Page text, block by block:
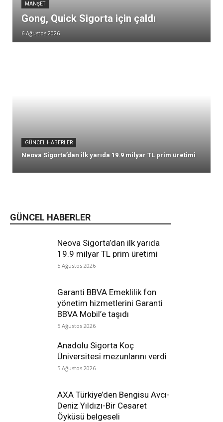
GÜNCEL HABERLER
Neova Sigorta’dan ilk yarıda
19.9 milyar TL prim üretimi
5 Ağustos 2026
Garanti BBVA Emeklilik fon
yönetim hizmetlerini Garanti
BBVA Mobil’e taşıdı
5 Ağustos 2026
Anadolu Sigorta Koç
Üniversitesi mezunlarını verdi
5 Ağustos 2026
AXA Türkiye’den Bengisu Avcı-
Deniz Yıldızı-Bir Cesaret
Öyküsü belgeseli
MANŞET
Gong, Quick Sigorta için çaldı
6 Ağustos 2026
GÜNCEL HABERLER
Neova Sigorta’dan ilk yarıda 19.9 milyar TL prim üretimi